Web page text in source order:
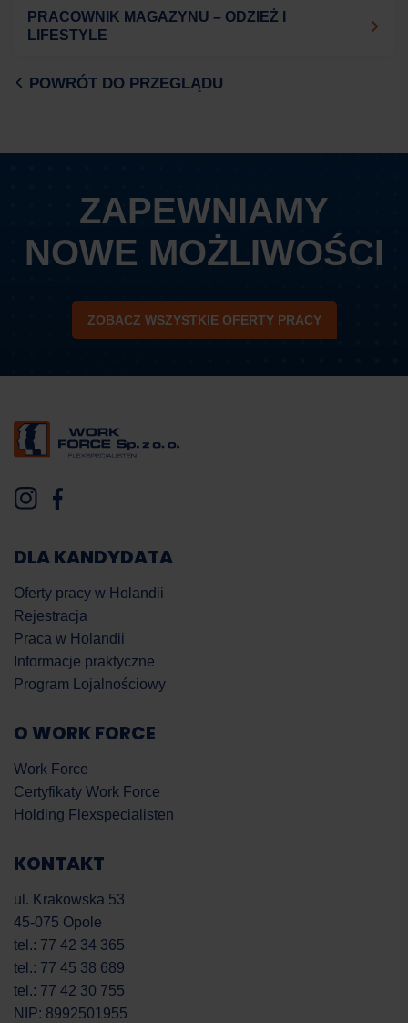
PRACOWNIK MAGAZYNU – ODZIEŻ I
LIFESTYLE
POWRÓT DO PRZEGLĄDU
ZAPEWNIAMY
NOWE MOŻLIWOŚCI
ZOBACZ WSZYSTKIE OFERTY PRACY
DLA KANDYDATA
Oferty pracy w Holandii
Rejestracja
Praca w Holandii
Informacje praktyczne
Program Lojalnościowy
O WORK FORCE
Work Force
Certyfikaty Work Force
Holding Flexspecialisten
KONTAKT
ul. Krakowska 53
45-075 Opole
tel.: 77 42 34 365
tel.: 77 45 38 689
tel.: 77 42 30 755
NIP: 8992501955